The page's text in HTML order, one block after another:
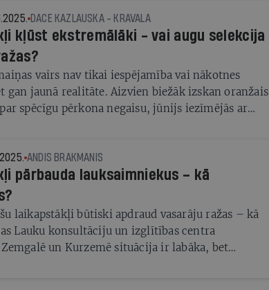
DACE KAZLAUSKA - KRAVALA
kļūst ekstremālāki - vai augu selekcija
vairs nav tikai iespējamība vai nākotnes
gan jaunā realitāte. Aizvien biežāk izskan oranžais
spēcīgu pērkona negaisu, jūnijs iezīmējās ar
pastāvīgu parādību.
ANDIS BRAKMANIS
pārbauda lauksaimniekus – kā
laikapstākļi būtiski apdraud vasarāju ražas – kā
Lauku konsultāciju un izglītības centra
un Kurzemē situācija ir labāka, bet